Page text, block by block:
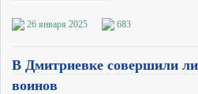
26 января 2025 683
В Дмитриевке совершили
воинов